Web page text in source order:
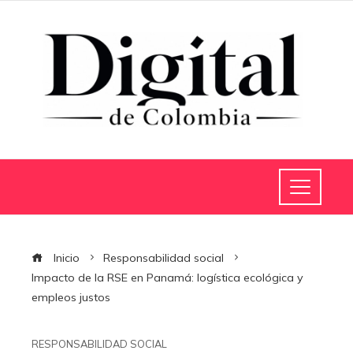
Inicio
Responsabilidad social
Impacto de la RSE en Panamá: logística ecológica y
empleos justos
RESPONSABILIDAD SOCIAL